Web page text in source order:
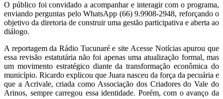
O público foi convidado a acompanhar e interagir com o programa,
enviando perguntas pelo WhatsApp (66) 9.9908-2948, reforçando o
objetivo da diretoria de construir uma gestão participativa e aberta ao
diálogo.
A reportagem da Rádio Tucunaré e site Acesse Notícias apurou que
essa revisão estatutária não foi apenas uma atualização formal, mas
um movimento estratégico diante da transformação econômica do
município. Ricardo explicou que Juara nasceu da força da pecuária e
que a Acrivale, criada como Associação dos Criadores do Vale do
Arinos, sempre carregou essa identidade. Porém, com o avanço da